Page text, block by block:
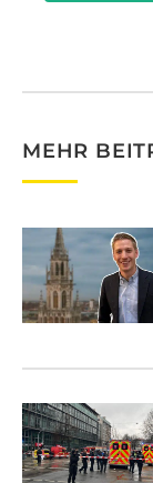
MEHR